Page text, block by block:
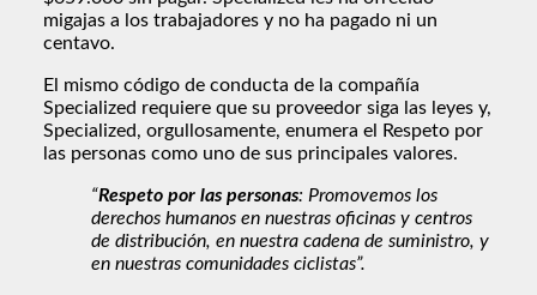
migajas a los trabajadores y no ha pagado ni un
centavo.
El mismo código de conducta de la compañía
Specialized requiere que su proveedor siga las leyes y,
Specialized, orgullosamente, enumera el Respeto por
las personas como uno de sus principales valores.
“Respeto por las personas: Promovemos los
derechos humanos en nuestras oficinas y centros
de distribución, en nuestra cadena de suministro, y
en nuestras comunidades ciclistas”.